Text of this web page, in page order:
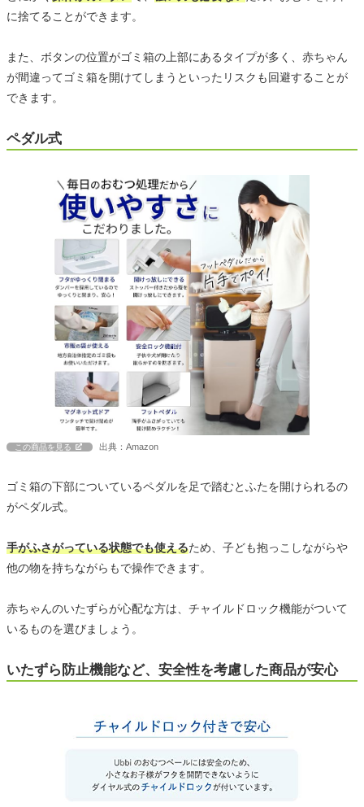
に捨てることができます。
また、ボタンの位置がゴミ箱の上部にあるタイプが多く、赤ちゃん
が間違ってゴミ箱を開けてしまうといったリスクも回避することが
できます。
ペダル式
この商品を見る 出典：Amazon
ゴミ箱の下部についているペダルを足で踏むとふたを開けられるの
がペダル式。
手がふさがっている状態でも使えるため、子ども抱っこしながらや
他の物を持ちながらもで操作できます。
赤ちゃんのいたずらが心配な方は、チャイルドロック機能がついて
いるものを選びましょう。
いたずら防止機能など、安全性を考慮した商品が安心